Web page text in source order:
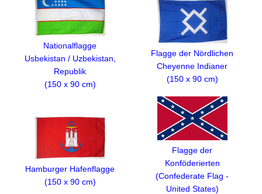
Nationalflagge
Usbekistan / Uzbekistan,
Republik
(150 x 90 cm)
Flagge der Nördlichen
Cheyenne Indianer
(150 x 90 cm)
Hamburger Hafenflagge
(150 x 90 cm)
Flagge der
Konföderierten
(Confederate Flag -
United States)